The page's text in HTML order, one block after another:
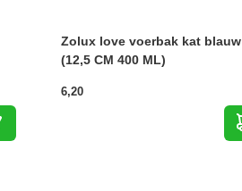
Zolux love voerbak kat blauw
(12,5 CM 400 ML)
6,20